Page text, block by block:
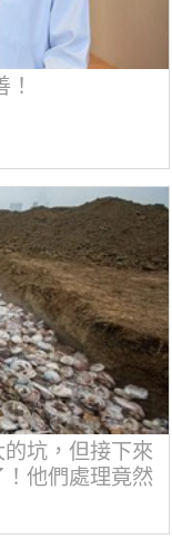
坑，但接下來
他們處理竟然